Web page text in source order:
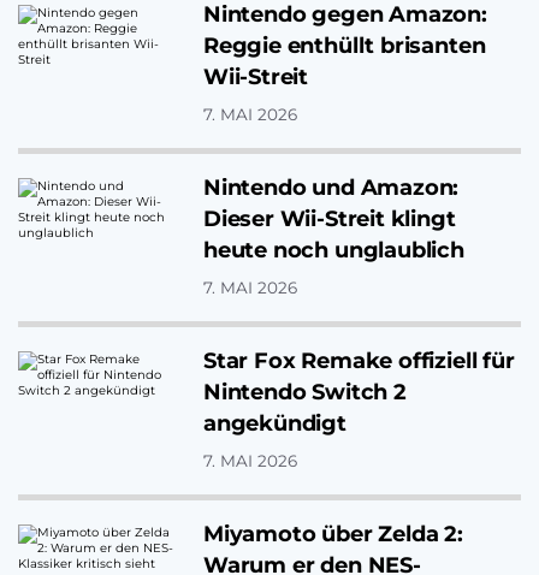
Nintendo gegen Amazon:
Reggie enthüllt brisanten
Wii-Streit
7. MAI 2026
Nintendo und Amazon:
Dieser Wii-Streit klingt
heute noch unglaublich
7. MAI 2026
Star Fox Remake offiziell für
Nintendo Switch 2
angekündigt
7. MAI 2026
Miyamoto über Zelda 2:
Warum er den NES-